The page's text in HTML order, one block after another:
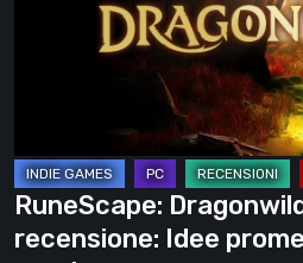
recensione:
acerbe
RuneScape:
recensione: Idee